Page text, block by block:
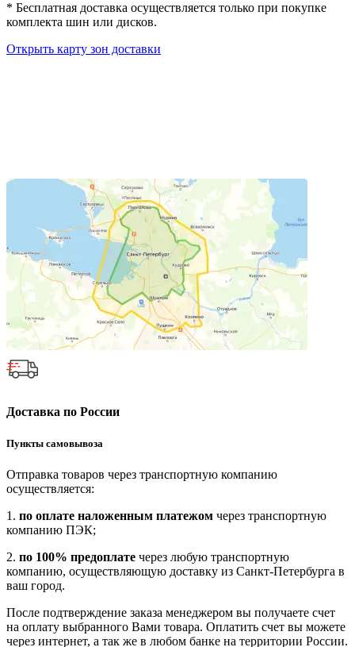
* Бесплатная доставка осуществляется только при покупке
комплекта шин или дисков.
Открыть карту зон доставки
Доставка по России
Пункты самовывоза
Отправка товаров через транспортную компанию
осуществляется:
1. по оплате наложенным платежом через транспортную
компанию ПЭК;
2. по 100% предоплате через любую транспортную
компанию, осуществляющую доставку из Санкт-Петербурга в
ваш город.
После подтверждение заказа менеджером вы получаете счет
на оплату выбранного Вами товара. Оплатить счет вы можете
через интернет, а так же в любом банке на территории России.